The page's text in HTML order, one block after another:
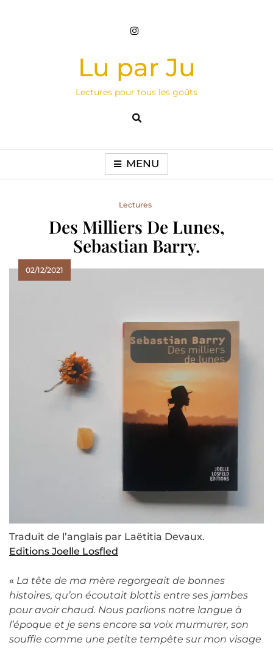
Lu par Ju
Lectures pour tous les goûts
MENU
Lectures
Des Milliers De Lunes,
Sebastian Barry.
02/12/2021
Traduit de l’anglais par Laëtitia Devaux.
Editions Joelle Losfled
« La tête de ma mère regorgeait de bonnes
histoires, qu’on écoutait blottis entre ses jambes
pour avoir chaud. Nous parlions notre langue à
l’époque et je sens encore sa voix murmurer, son
souffle comme une petite tempête sur mon visage